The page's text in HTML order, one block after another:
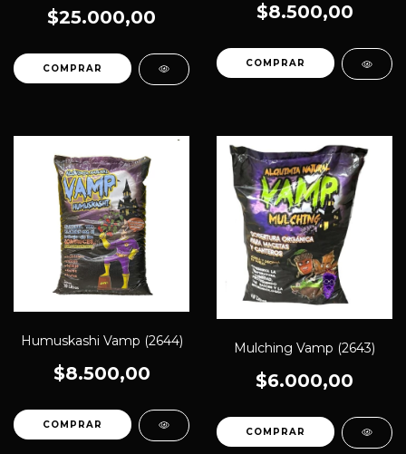
$25.000,00 $8.500,00
Humuskashi Vamp (2644)
$8.500,00
Mulching Vamp (2643)
$6.000,00